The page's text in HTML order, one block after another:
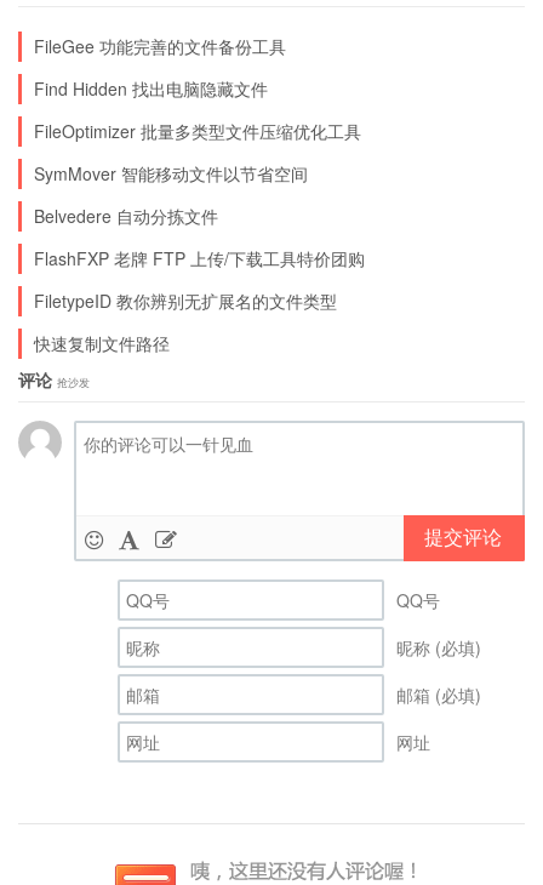
FileGee 功能完善的文件备份工具
Find Hidden 找出电脑隐藏文件
FileOptimizer 批量多类型文件压缩优化工具
SymMover 智能移动文件以节省空间
Belvedere 自动分拣文件
FlashFXP 老牌 FTP 上传/下载工具特价团购
FiletypeID 教你辨别无扩展名的文件类型
快速复制文件路径
评论 抢沙发
提交评论
QQ号
昵称 (必填)
邮箱 (必填)
网址